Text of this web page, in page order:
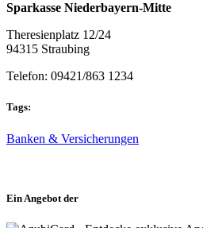
Sparkasse Niederbayern-Mitte
Theresienplatz 12/24
94315 Straubing
Telefon: 09421/863 1234
Tags:
Banken & Versicherungen
Ein Angebot der